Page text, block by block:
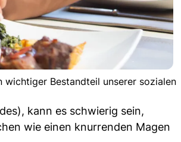
wichtiger Bestandteil unserer sozialen
kann es schwierig sein,
wie einen knurrenden Magen